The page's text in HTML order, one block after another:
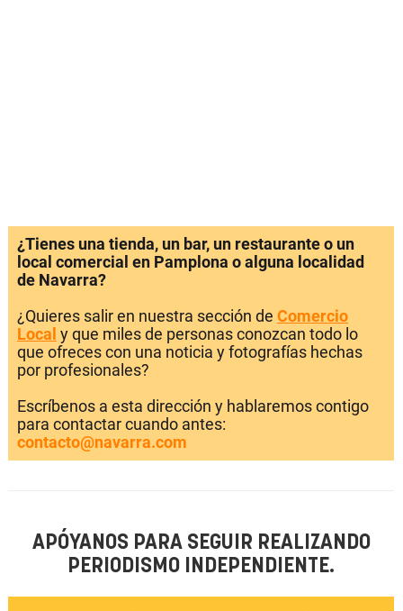
¿Tienes una tienda, un bar, un restaurante o un
local comercial en Pamplona o alguna localidad
de Navarra?
¿Quieres salir en nuestra sección de Comercio
Local y que miles de personas conozcan todo lo
que ofreces con una noticia y fotografías hechas
por profesionales?
Escríbenos a esta dirección y hablaremos contigo
para contactar cuando antes:
contacto@navarra.com
APÓYANOS PARA SEGUIR REALIZANDO
PERIODISMO INDEPENDIENTE.